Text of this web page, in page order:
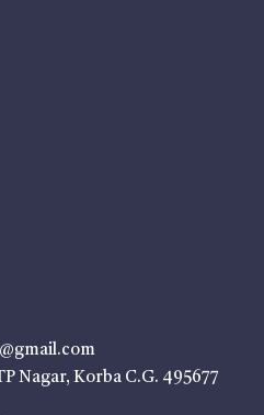
Nagar, Korba C.G. 495677